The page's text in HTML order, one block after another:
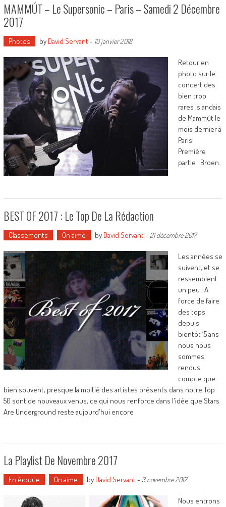
MAMMÚT – Le Supersonic – Paris – Samedi 2 Décembre
2017
Photos by David Servant- 10 janvier 2018
Retour en
photo sur le
concert des
bien trop
rares islandais
de Mammút le
mois dernier à
Paris!
Première
partie : Broen.
BEST OF 2017 : Le Top De La Rédaction
Classements On aime by David Servant- 21 décembre 2017
Les années se
suivent, et se
ressemblent
un peu ! A
force de faire
des tops
depuis
bientôt 15 ans
nous nous
sommes
rendus
compte que
bien souvent, presque la moitié des artistes présents dans notre Top
50 sont de nouveaux venus, ce qui nous renforce dans l'idée que Stars
Are Underground reste aujourd'hui encore
La Playlist De Novembre 2017
En écoute On aime by David Servant- 3 novembre 2017
Nous entrons